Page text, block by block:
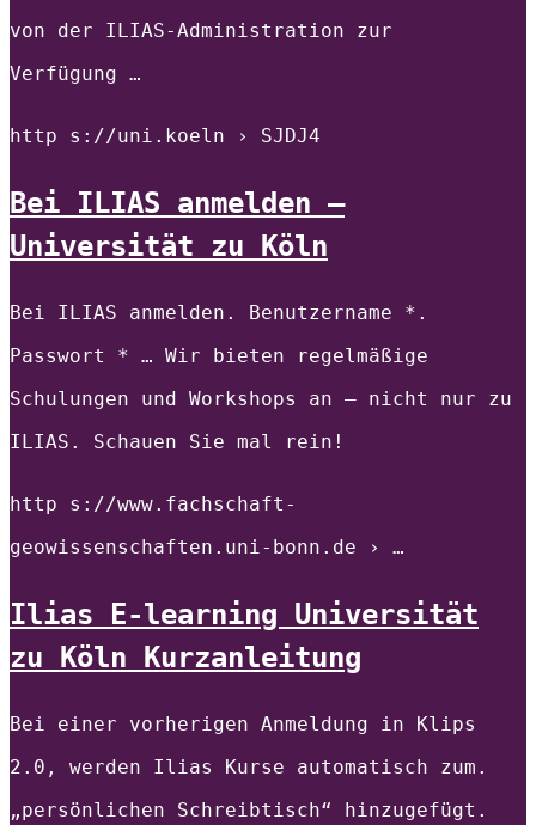
von der ILIAS-Administration zur
Verfügung …
http s://uni.koeln › SJDJ4
Bei ILIAS anmelden –
Universität zu Köln
Bei ILIAS anmelden. Benutzername *.
Passwort * … Wir bieten regelmäßige
Schulungen und Workshops an – nicht nur zu
ILIAS. Schauen Sie mal rein!
http s://www.fachschaft-
geowissenschaften.uni-bonn.de › …
Ilias E-learning Universität
zu Köln Kurzanleitung
Bei einer vorherigen Anmeldung in Klips
2.0, werden Ilias Kurse automatisch zum.
„persönlichen Schreibtisch“ hinzugefügt.